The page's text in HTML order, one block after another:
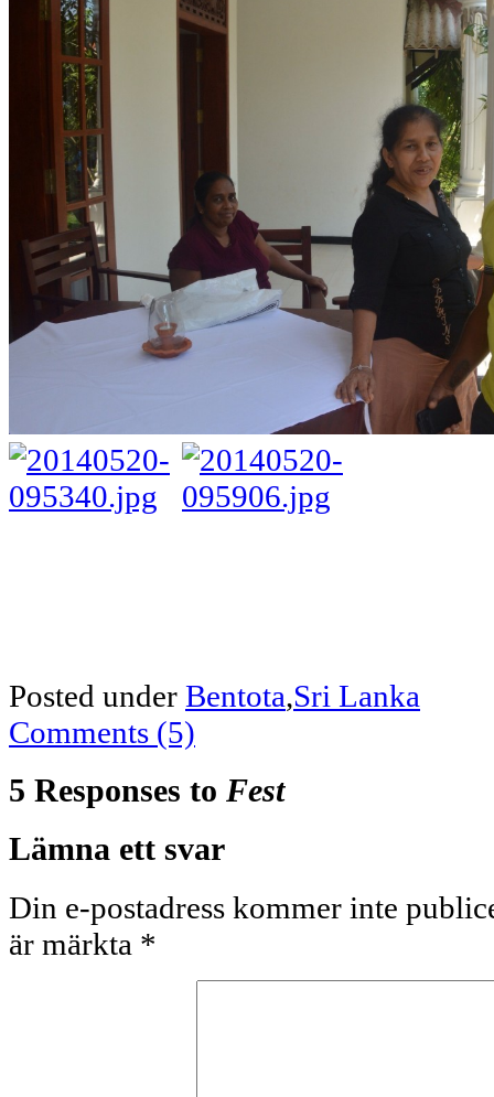
Posted under Bentota,Sri Lanka
Comments (5)
5 Responses to Fest
Lämna ett svar
Din e-postadress kommer inte
är märkta *